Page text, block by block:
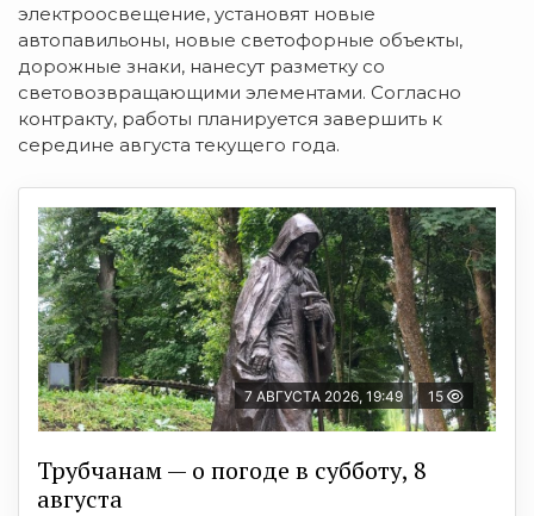
электроосвещение, установят новые
автопавильоны, новые светофорные объекты,
дорожные знаки, нанесут разметку со
световозвращающими элементами. Согласно
контракту, работы планируется завершить к
середине августа текущего года.
7 АВГУСТА 2026, 19:49 15
Трубчанам — о погоде в субботу, 8
августа